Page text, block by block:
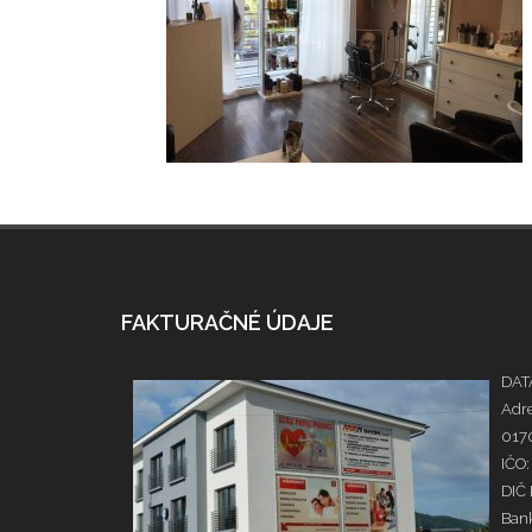
FAKTURAČNÉ ÚDAJE
DIČ